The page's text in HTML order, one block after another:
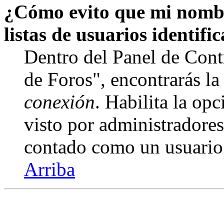
¿Cómo evito que mi
listas de usuarios
Dentro del Panel de
de Foros", encontrarás
conexión. Habilita la
visto por
contado como un
Arriba